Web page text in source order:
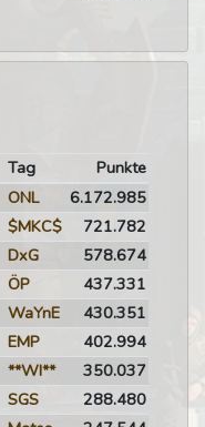
Tag
Punkte
ONL
6.172.985
$MKC$
721.782
DxG
578.674
ÖP
437.331
WaYnE
430.351
EMP
402.994
**WI**
350.037
SGS
288.480